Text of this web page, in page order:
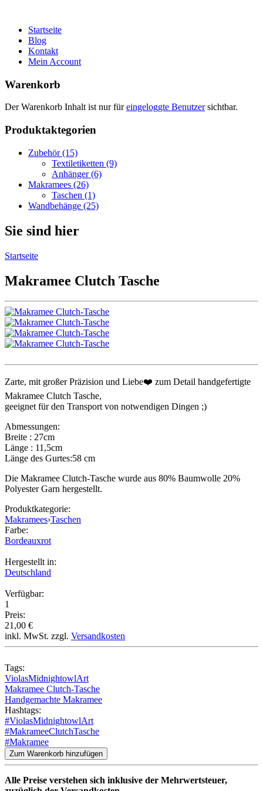
Startseite
Blog
Kontakt
Mein Account
Warenkorb
Der Warenkorb Inhalt ist nur füreingeloggte Benutzersichtbar.
Produktaktegorien
Zubehör (15)
Textiletiketten (9)
Anhänger (6)
Makramees (26)
Taschen (1)
Wandbehänge (25)
Sie sind hier
Startseite
Makramee Clutch Tasche
Zarte, mit großer Präzision und Liebe❤️ zum Detail handgefertigte
Makramee Clutch Tasche,
geeignet für den Transport von notwendigen Dingen ;)
Abmessungen:
Breite : 27cm
Länge : 11,5cm
Länge des Gurtes:58 cm
Die Makramee Clutch-Tasche wurde aus 80% Baumwolle 20%
Polyester Garn hergestellt.
Produktkategorie:
Makramees›Taschen
Farbe:
Bordeauxrot
Hergestellt in:
Deutschland
Verfügbar:
1
Preis:
21,00 €
inkl. MwSt. zzgl. Versandkosten
Tags:
ViolasMidnightowlArt
Makramee Clutch-Tasche
Handgemachte Makramee
Hashtags:
#ViolasMidnightowlArt
#MakrameeClutchTasche
#Makramee
Zum Warenkorb hinzufügen
Alle Preise verstehen sich inklusive der Mehrwertsteuer,